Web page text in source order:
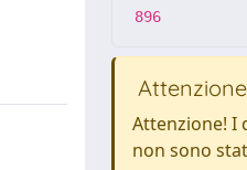
896
Attenzione
Attenzione! I
non sono